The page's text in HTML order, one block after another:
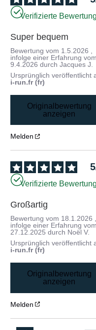
Verifizierte
Super bequem
Bewertung vom 1.5.2026
infolge einer Erfahrung
9.4.2026 durchJacques J.
Ursprünglich veröffentlicht
i-run.fr (fr)
Originalbewertung
anzeigen
Melden
5
Verifizierte
Großartig
Bewertung vom 18.1.2026
infolge einer Erfahrung
27.12.2025 durch Noël V.
Ursprünglich veröffentlicht
i-run.fr (fr)
Originalbewertung
anzeigen
Melden